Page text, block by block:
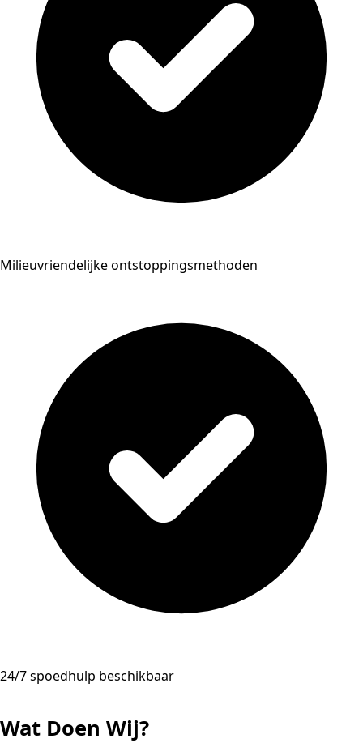
Milieuvriendelijke ontstoppingsmethoden
24/7 spoedhulp beschikbaar
Wat Doen Wij?